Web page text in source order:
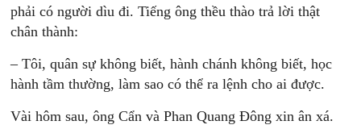
phải có người dìu đi. Tiếng ông thều thào trả lời thật
chân thành:
– Tôi, quân sự không biết, hành chánh không biết, học
hành tầm thường, làm sao có thể ra lệnh cho ai được.
Vài hôm sau, ông Cẩn và Phan Quang Đông xin ân xá.